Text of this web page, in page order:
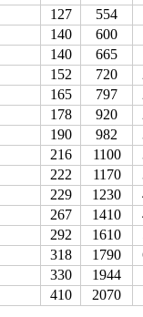
127 554
140 600
140 665
152 720
165 797
178 920
190 982
216 1100
222 1170
229 1230
267 1410
292 1610
318 1790
330 1944
410 2070